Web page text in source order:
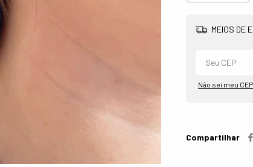
MEIOS DE
Não sei meu CEP
Compartilhar